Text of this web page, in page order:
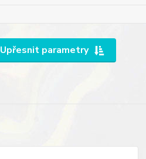
Upřesnit parametry